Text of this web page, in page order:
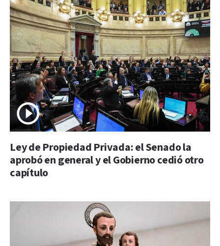
Ley de Propiedad Privada: el Senado la
aprobó en general y el Gobierno cedió otro
capítulo